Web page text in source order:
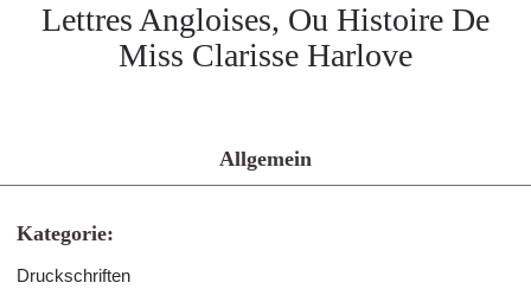
Lettres Angloises, Ou Histoire De
Miss Clarisse Harlove
Allgemein
Kategorie:
Druckschriften